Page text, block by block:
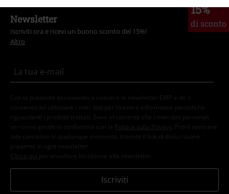
Invia un commento
Ti è stato utile questo commento?
15%
di sconto
Newsletter
Iscriviti ora e ricevi un buono sconto del 15%!
Altro
Con la presente acconsento a ricevere le newsletter EMP e do il
consenso ad utilizzare i miei dati per ricevere informative periodiche
riguardanti i prodotti trattati. Sono al corrente che i miei dati personali
verranno gestiti in conformità con la
Politica sulla Privacy
. Potrò revocare
tale consenso in qualunque momento, tramite il link di disiscrizione
presente in ogni newsletter.
Clicca qui per annullare liscrizione alla newsletter.
Iscriviti